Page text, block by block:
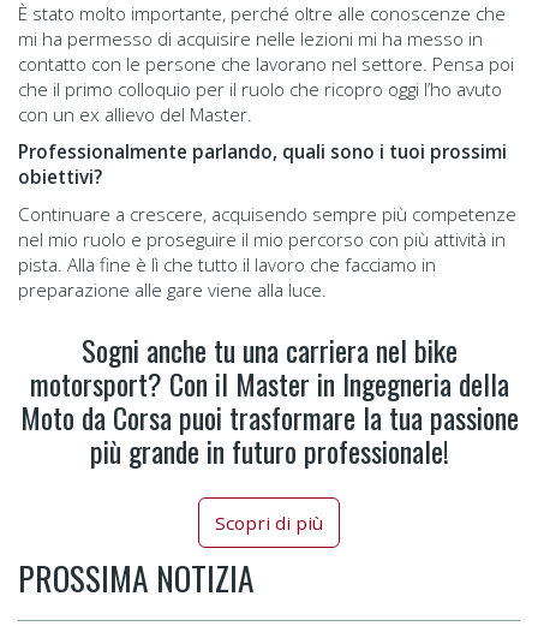
È stato molto importante, perché oltre alle conoscenze che
mi ha permesso di acquisire nelle lezioni mi ha messo in
contatto con le persone che lavorano nel settore. Pensa poi
che il primo colloquio per il ruolo che ricopro oggi l’ho avuto
con un ex allievo del Master.
Professionalmente parlando, quali sono i tuoi prossimi
obiettivi?
Continuare a crescere, acquisendo sempre più competenze
nel mio ruolo e proseguire il mio percorso con più attività in
pista. Alla fine è lì che tutto il lavoro che facciamo in
preparazione alle gare viene alla luce.
Sogni anche tu una carriera nel bike
motorsport? Con il Master in Ingegneria della
Moto da Corsa puoi trasformare la tua passione
più grande in futuro professionale!
Scopri di più
PROSSIMA NOTIZIA